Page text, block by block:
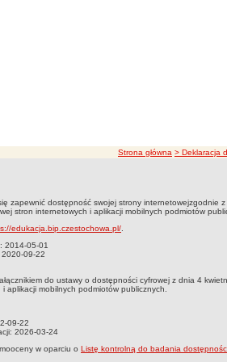
ścieżka nawigacji
Strona główna > Deklaracja
zapewnić dostępność swojej strony internetowejzgodnie
stron internetowych i aplikacji mobilnych podmiotów
edukacja.bip.czestochowa.pl/
2014-05-01
2020-09-22
do ustawy o dostępności cyfrowej z dnia 4
aplikacji mobilnych podmiotów publicznych.
09-22
2026-03-24
w oparciu o Listę kontrolną do badania